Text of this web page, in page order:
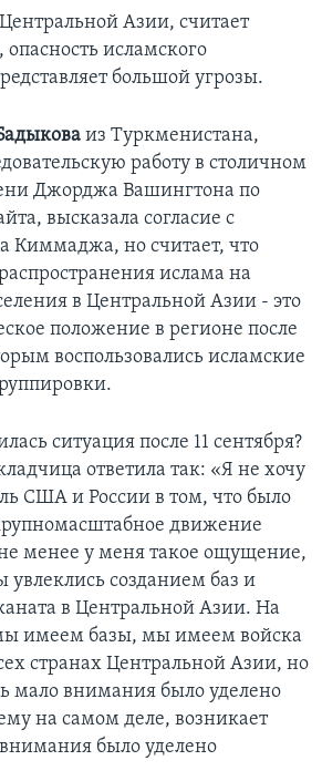
Азии, считает
исламского
большой угрозы.
из Туркменистана,
работу в столичном
Джорджа Вашингтона по
высказала согласие с
Киммаджа, но считает, что
ислама на
в Центральной Азии - это
положение в регионе после
воспользовались исламские
ситуация после 11 сентября?
ответила так: «Я не хочу
США и России в том, что было
движение
менее у меня такое ощущение,
увлеклись созданием баз и
в Центральной Азии. На
имеем базы, мы имеем войска
странах Центральной Азии, но
мало внимания было уделено
на самом деле, возникает
было уделено